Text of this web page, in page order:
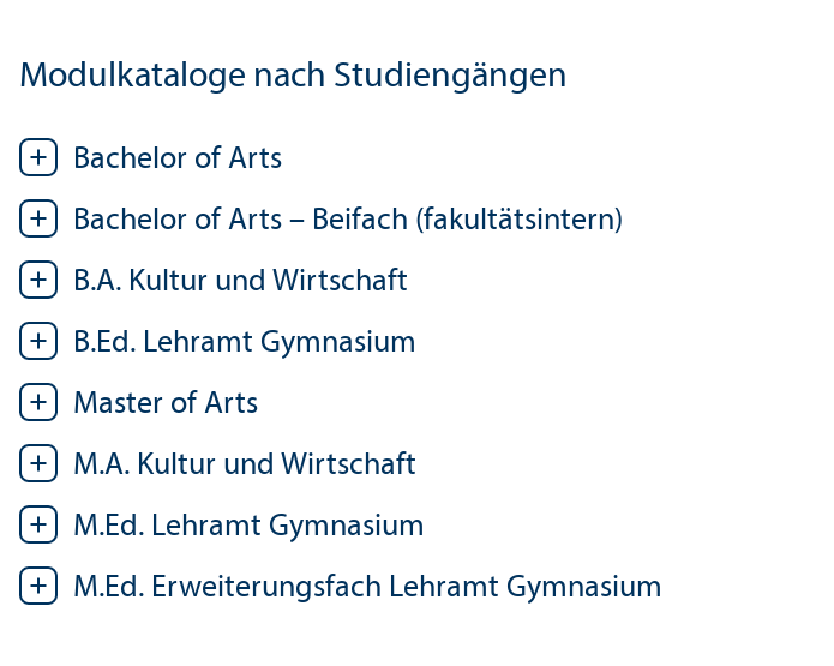
Modulkataloge nach Studien­gängen
Bachelor of Arts
Bachelor of Arts – Beifach (fakultäts­intern)
B.A. Kultur und Wirtschaft
B.Ed. Lehr­amt Gymnasium
Master of Arts
M.A. Kultur und Wirtschaft
M.Ed. Lehr­amt Gymnasium
M.Ed. Erweiterungs­fach Lehr­amt Gymnasium